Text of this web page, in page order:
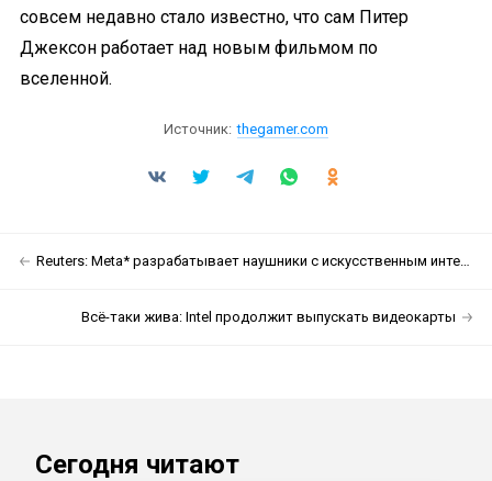
совсем недавно стало известно, что сам Питер
Джексон работает над новым фильмом по
вселенной.
Источник: thegamer.com
Reuters: Meta* разрабатывает наушники с искусственным интеллектом и камерами
Всё-таки жива: Intel продолжит выпускать видеокарты
Сегодня читают